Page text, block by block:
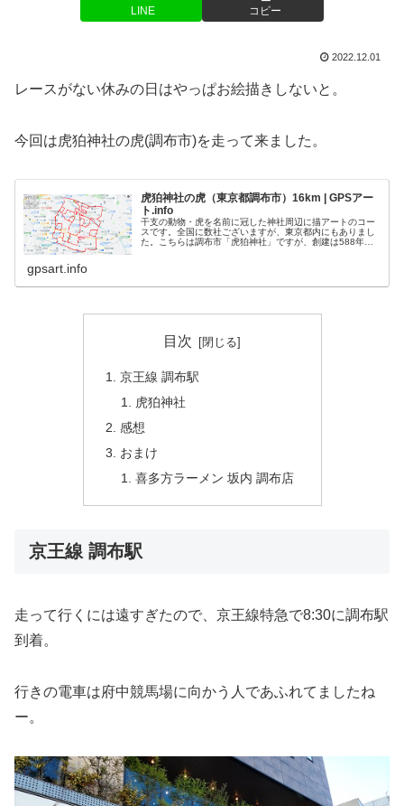
LINE コピー
2022.12.01
レースがない休みの日はやっぱお絵描きしないと。
今回は虎狛神社の虎(調布市)を走って来ました。
虎狛神社の虎（東京都調布市）16km | GPSアー
ト.info
干支の動物・虎を名前に冠した神社周辺に描アートのコー
スです。全国に数社ございますが、東京都内にもありまし
た。こちらは調布市「虎狛神社」ですが、創建は588年と
gpsart.info
目次
京王線 調布駅
虎狛神社
感想
おまけ
喜多方ラーメン 坂内 調布店
京王線 調布駅
走って行くには遠すぎたので、京王線特急で8:30に調布駅
到着。
行きの電車は府中競馬場に向かう人であふれてましたね
ー。